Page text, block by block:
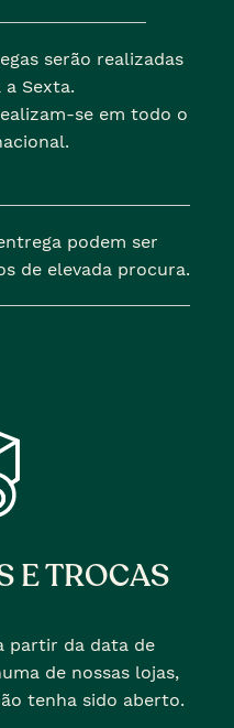
serão realizadas
a Sexta.
se em todo o
podem ser
de elevada procura.
E TROCAS
partir da data de
de nossas lojas,
tenha sido aberto.